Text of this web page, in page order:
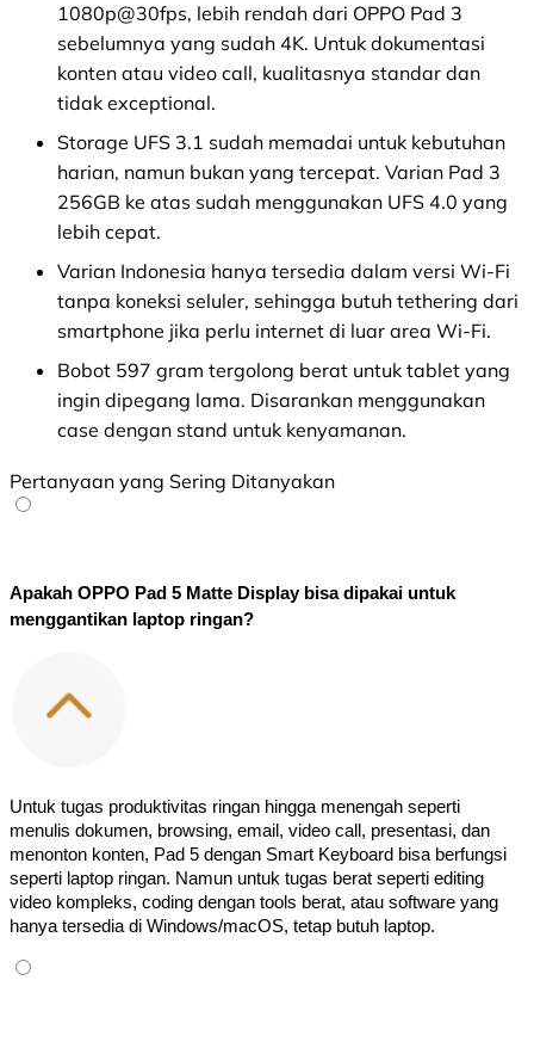
1080p@30fps, lebih rendah dari OPPO Pad 3
sebelumnya yang sudah 4K. Untuk dokumentasi
konten atau video call, kualitasnya standar dan
tidak exceptional.
Storage UFS 3.1 sudah memadai untuk kebutuhan
harian, namun bukan yang tercepat. Varian Pad 3
256GB ke atas sudah menggunakan UFS 4.0 yang
lebih cepat.
Varian Indonesia hanya tersedia dalam versi Wi-Fi
tanpa koneksi seluler, sehingga butuh tethering dari
smartphone jika perlu internet di luar area Wi-Fi.
Bobot 597 gram tergolong berat untuk tablet yang
ingin dipegang lama. Disarankan menggunakan
case dengan stand untuk kenyamanan.
Pertanyaan yang Sering Ditanyakan
Apakah OPPO Pad 5 Matte Display bisa dipakai untuk
menggantikan laptop ringan?
Untuk tugas produktivitas ringan hingga menengah seperti
menulis dokumen, browsing, email, video call, presentasi, dan
menonton konten, Pad 5 dengan Smart Keyboard bisa berfungsi
seperti laptop ringan. Namun untuk tugas berat seperti editing
video kompleks, coding dengan tools berat, atau software yang
hanya tersedia di Windows/macOS, tetap butuh laptop.